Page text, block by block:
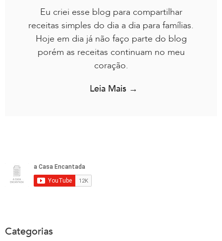
Eu criei esse blog para compartilhar
receitas simples do dia a dia para famílias.
Hoje em dia já não faço parte do blog
porém as receitas continuam no meu
coração.
Leia Mais →
Categorias